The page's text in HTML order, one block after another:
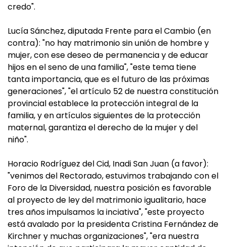
credo".
Lucía Sánchez, diputada Frente para el Cambio (en
contra): "no hay matrimonio sin unión de hombre y
mujer, con ese deseo de permanencia y de educar
hijos en el seno de una familia", "este tema tiene
tanta importancia, que es el futuro de las próximas
generaciones", "el artículo 52 de nuestra constitución
provincial establece la protección integral de la
familia, y en artículos siguientes de la protección
maternal, garantiza el derecho de la mujer y del
niño".
Horacio Rodríguez del Cid, Inadi San Juan (a favor):
"venimos del Rectorado, estuvimos trabajando con el
Foro de la Diversidad, nuestra posición es favorable
al proyecto de ley del matrimonio igualitario, hace
tres años impulsamos la inciativa", "este proyecto
está avalado por la presidenta Cristina Fernández de
Kirchner y muchas organizaciones", "era nuestra